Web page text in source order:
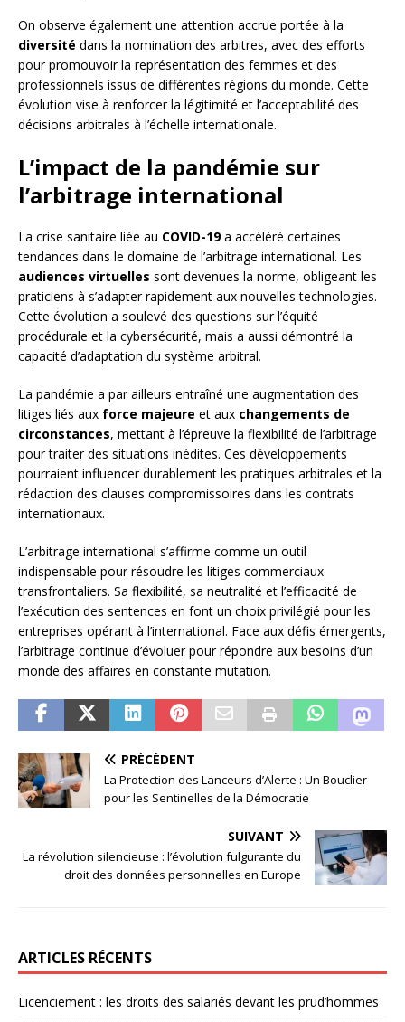
On observe également une attention accrue portée à la
diversité dans la nomination des arbitres, avec des efforts
pour promouvoir la représentation des femmes et des
professionnels issus de différentes régions du monde. Cette
évolution vise à renforcer la légitimité et l’acceptabilité des
décisions arbitrales à l’échelle internationale.
L’impact de la pandémie sur
l’arbitrage international
La crise sanitaire liée au COVID-19a accéléré certaines
tendances dans le domaine de l’arbitrage international. Les
audiences virtuelles sont devenues la norme, obligeant les
praticiens à s’adapter rapidement aux nouvelles technologies.
Cette évolution a soulevé des questions sur l’équité
procédurale et la cybersécurité, mais a aussi démontré la
capacité d’adaptation du système arbitral.
La pandémie a par ailleurs entraîné une augmentation des
litiges liés aux force majeure et aux changements de
circonstances, mettant à l’épreuve la flexibilité de l’arbitrage
pour traiter des situations inédites. Ces développements
pourraient influencer durablement les pratiques arbitrales et la
rédaction des clauses compromissoires dans les contrats
internationaux.
L’arbitrage international s’affirme comme un outil
indispensable pour résoudre les litiges commerciaux
transfrontaliers. Sa flexibilité, sa neutralité et l’efficacité de
l’exécution des sentences en font un choix privilégié pour les
entreprises opérant à l’international. Face aux défis émergents,
l’arbitrage continue d’évoluer pour répondre aux besoins d’un
monde des affaires en constante mutation.
PRÉCÉDENT
La Protection des Lanceurs d’Alerte : Un Bouclier
pour les Sentinelles de la Démocratie
SUIVANT
La révolution silencieuse : l’évolution fulgurante du
droit des données personnelles en Europe
ARTICLES RÉCENTS
Licenciement : les droits des salariés devant les prud’hommes